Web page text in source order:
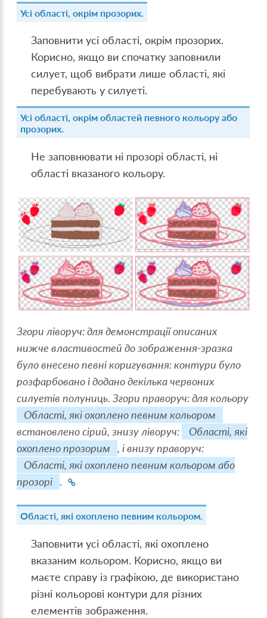
Усі області, окрім прозорих.
Заповнити усі області, окрім прозорих.
Корисно, якщо ви спочатку заповнили
силует, щоб вибрати лише області, які
перебувають у силуеті.
Усі області, окрім областей певного кольору або
прозорих.
Не заповнювати ні прозорі області, ні
області вказаного кольору.
Згори ліворуч: для демонстрації описаних
нижче властивостей до зображення-зразка
було внесено певні коригування: контури було
розфарбовано і додано декілька червоних
силуетів полуниць. Згори праворуч: для кольору
Області, які охоплено певним кольором
встановлено сірий, знизу ліворуч:
Області, які
охоплено прозорим
, і внизу праворуч:
Області, які охоплено певним кольором або
прозорі .
Області, які охоплено певним кольором.
Заповнити усі області, які охоплено
вказаним кольором. Корисно, якщо ви
маєте справу із графікою, де використано
різні кольорові контури для різних
елементів зображення.